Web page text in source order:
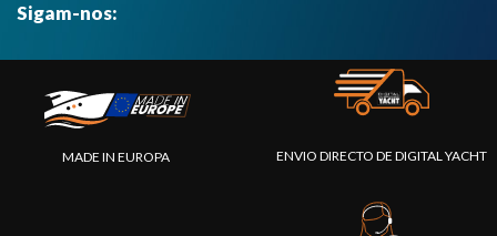
Sigam-nos:
MADE IN EUROPA ENVIO DIRECTO DE DIGITAL YACHT